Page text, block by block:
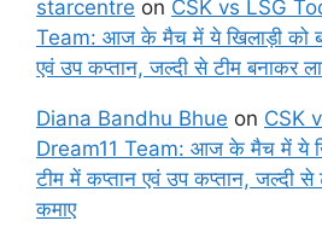
starcentre on CSK vs LSG
Team: आज के मैच में ये खिलाड़ी को
एवं उप कप्तान, जल्दी से टीम बनाकर
Diana Bandhu Bhue on CSK
Dream11 Team: आज के मैच में ये
टीम में कप्तान एवं उप कप्तान, जल्दी से
कमाए